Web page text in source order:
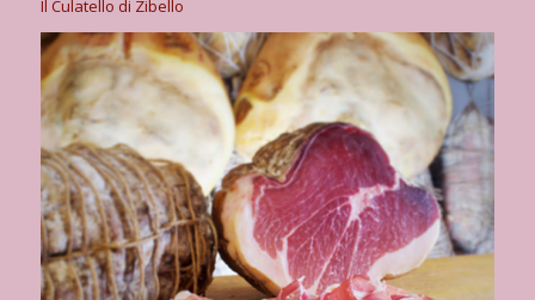
Il Culatello di Zibello